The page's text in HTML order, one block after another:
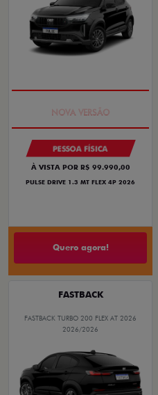
PESSOA FÍSICA
À VISTA POR R$ 99.990,00
PULSE DRIVE 1.3 MT FLEX 4P 2026
Quero agora!
FASTBACK
FASTBACK TURBO 200 FLEX AT 2026
2026/2026